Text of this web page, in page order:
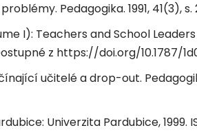
Pedagogika. 1991, 41(3), s.
I): Teachers and School
z https://doi.org/10.1787/
učitelé a drop-out.
Univerzita Pardubice, 1999.